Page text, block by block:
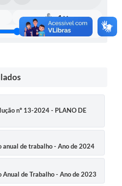
nº 13-2024 - PLANO DE
anual de trabalho - Ano de 2024
Anual de Trabalho - Ano de 2023